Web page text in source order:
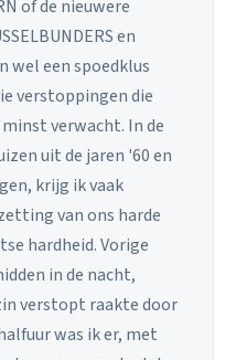
of de nieuwere
en
wel een spoedklus
verstoppingen die
verwacht. In de
uit de jaren '60 en
krijg ik vaak
van ons harde
hardheid. Vorige
in de nacht,
verstopt raakte door
was ik er, met